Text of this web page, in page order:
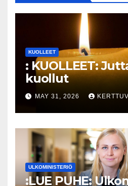
KUOLLEET
: KUOLLEET:
kuollut
MAY 31, 2026
ULKOMINISTERIÖ
:LUE PUHE: